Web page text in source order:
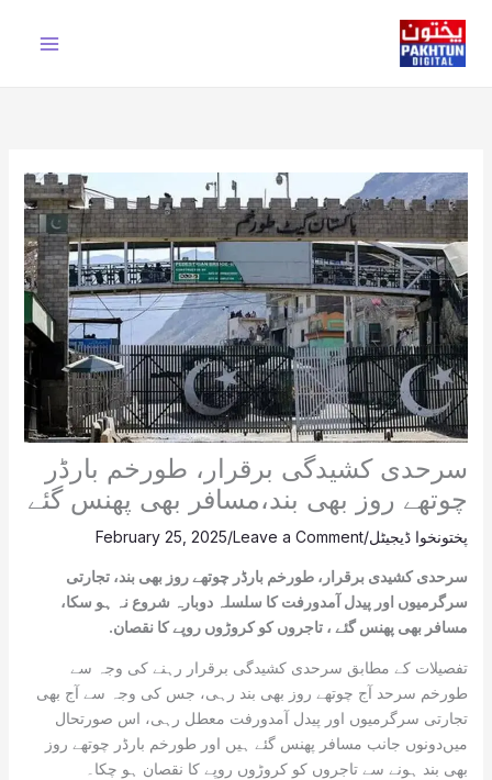
content
سرحدی کشیدگی برقرار، طورخم بارڈر
چوتھے روز بھی بند،مسافر بھی پھنس گئے
پختونخوا ڈیجیٹل/
Leave a Comment
/
February 25, 2025
سرحدی کشیدی برقرار، طورخم بارڈر چوتھے روز بھی بند، تجارتی
سرگرمیوں اور پیدل آمدورفت کا سلسلہ دوبارہ شروع نہ ہو سکا،
مسافر بھی پھنس گئے ، تاجروں کو کروڑوں روپے کا نقصان.
تفصیلات کے مطابق سرحدی کشیدگی برقرار رہنے کی وجہ سے
طورخم سرحد آج چوتھے روز بھی بند رہی، جس کی وجہ سے آج بھی
تجارتی سرگرمیوں اور پیدل آمدورفت معطل رہی، اس صورتحال
میں‌دونوں جانب مسافر پھنس گئے ہیں اور طورخم بارڈر چوتھے روز
بھی بند ہونے سے تاجروں کو کروڑوں روپے کا نقصان ہو چکا۔